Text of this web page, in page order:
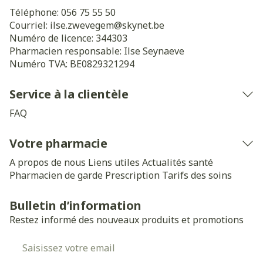
Téléphone: 056 75 55 50
Courriel: ilse.zwevegem@skynet.be
Numéro de licence: 344303
Pharmacien responsable: Ilse Seynaeve
Numéro TVA: BE0829321294
Service à la clientèle
FAQ
Votre pharmacie
A propos de nous Liens utiles Actualités santé
Pharmacien de garde Prescription Tarifs des soins
Bulletin d’information
Restez informé des nouveaux produits et promotions